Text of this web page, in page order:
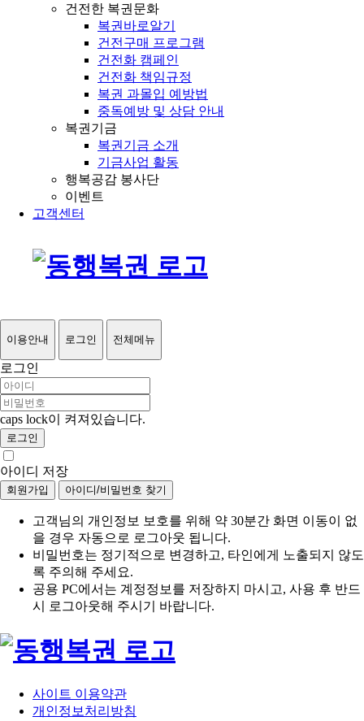
건전한 복권문화
복권바로알기
건전구매 프로그램
건전화 캠페인
건전화 책임규정
복권 과몰입 예방법
중독예방 및 상담 안내
복권기금
복권기금 소개
기금사업 활동
행복공감 봉사단
이벤트
고객센터
이용안내 로그인 전체메뉴
로그인
caps lock이 켜져있습니다.
로그인
아이디 저장
회원가입 아이디/비밀번호 찾기
고객님의 개인정보 보호를 위해 약 30분간 화면 이동이 없
을 경우 자동으로 로그아웃 됩니다.
비밀번호는 정기적으로 변경하고, 타인에게 노출되지 않도
록 주의해 주세요.
공용 PC에서는 계정정보를 저장하지 마시고, 사용 후 반드
시 로그아웃해 주시기 바랍니다.
사이트 이용약관
개인정보처리방침